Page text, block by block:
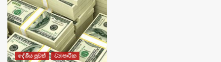
දේශීය පුවත් ව්‍යාපාරික